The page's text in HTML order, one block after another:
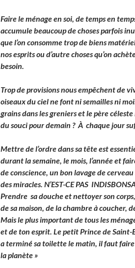
Faire le ménage en soi, de temps en
accumule beaucoup de choses parfois
que l’on consomme trop de biens
nos esprits ou d’autre choses qu’on
besoin.
Trop de provisions nous empêchent de
oiseaux du ciel ne font ni semailles ni
grains dans les greniers et le père
du souci pour demain ? À chaque jour
Mettre de l’ordre dans sa tête est
durant la semaine, le mois, l’année et
de conscience, un bon lavage de
des miracles. N’EST-CE PAS
Prendre sa douche et nettoyer son
de sa maison, de la chambre à coucher,
Mais le plus important de tous les
et de ton esprit. Le petit Prince de
a terminé sa toilette le matin, il faut
la planète »